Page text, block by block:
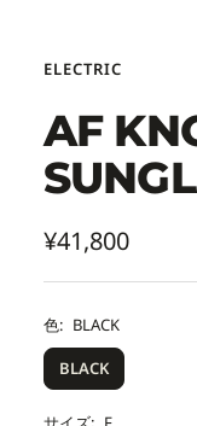
ELECTRIC
AF
セ
ー
ル
価
¥41,800
色: BLACK
BLACK